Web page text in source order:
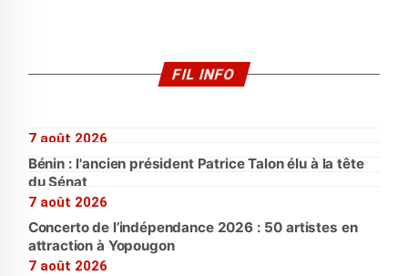
FIL INFO
7 août 2026
Bénin : l'ancien président Patrice Talon élu à la tête
du Sénat
7 août 2026
Concerto de l’indépendance 2026 : 50 artistes en
attraction à Yopougon
7 août 2026